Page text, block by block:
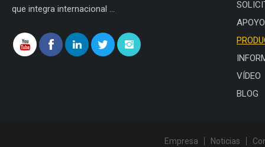
que integra internacional ...
APOYO
VÍDEO
BLOG
Empresa Noticias